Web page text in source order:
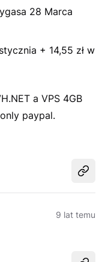
28 Marca
+ 14,55 zł w
a VPS 4GB
paypal.
9 lat temu